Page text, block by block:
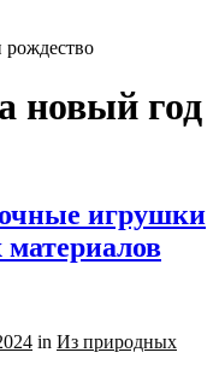
новый год
игрушки
in Из природных